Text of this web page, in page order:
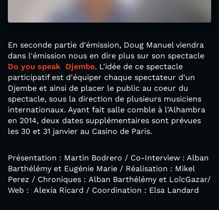
En seconde partie d'émission, Doug Manuel viendra
dans l'émission nous en dire plus sur son spectacle
Do you speak Djembe. L'idée de ce spectacle
participatif est d'équiper chaque spectateur d'un
Djembe et ainsi de placer le public au coeur du
spectacle, sous la direction de plusieurs musiciens
internationaux. Ayant fait salle comble à l'Alhambra
en 2014, deux dates supplémentaires sont prévues
les 30 et 31 janvier au Casino de Paris.
Présentation : Martin Bodrero / Co-Interview : Alban
Barthélémy et Eugénie Marie / Réalisation : Mikel
Perez / Chroniques : Alban Barthélémy et LoïcGazar/
Web : Alexia Ricard / Coordination : Elsa Landard